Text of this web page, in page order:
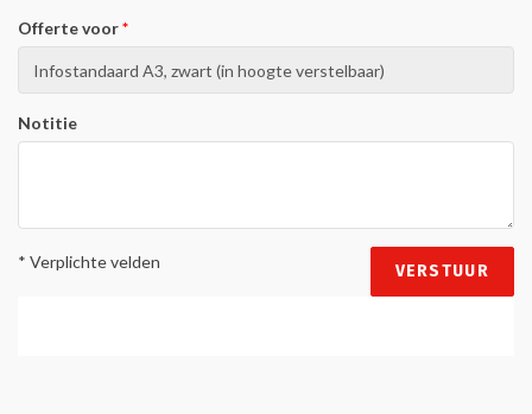
Offerte voor
Notitie
* Verplichte velden VERSTUUR